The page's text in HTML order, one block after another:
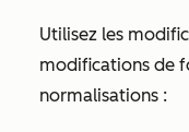
Utilisez les
modifications de
normalisations :